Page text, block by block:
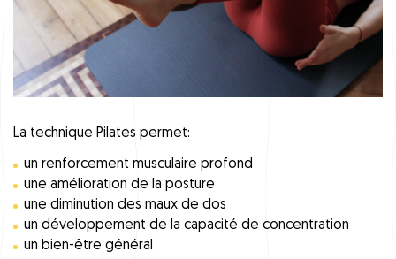
La technique Pilates permet:
un renforcement musculaire profond
une amélioration de la posture
une diminution des maux de dos
un développement de la capacité de concentration
un bien-être général